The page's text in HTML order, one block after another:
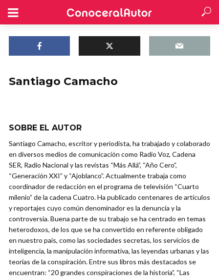
Santiago Camacho
SOBRE EL AUTOR
Santiago Camacho, escritor y periodista, ha trabajado y colaborado
en diversos medios de comunicación como Radio Voz, Cadena
SER, Radio Nacional y las revistas “Más Allá”, “Año Cero”,
“Generación XXI” y “Ajoblanco”. Actualmente trabaja como
coordinador de redacción en el programa de televisión “Cuarto
milenio” de la cadena Cuatro. Ha publicado centenares de artículos
y reportajes cuyo común denominador es la denuncia y la
controversia. Buena parte de su trabajo se ha centrado en temas
heterodoxos, de los que se ha convertido en referente obligado
en nuestro país, como las sociedades secretas, los servicios de
inteligencia, la manipulación informativa, las leyendas urbanas y las
teorías de la conspiración. Entre sus libros más destacados se
encuentran: “20 grandes conspiraciones de la historia”, “Las